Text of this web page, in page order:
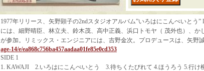
1977年リリース、矢野顕子の2ndスタジオアルバム”いろはにこんぺいとう
には、細野晴臣、林立夫、鈴木茂、高中正義、浜口トモヤ（ 茂外也）、か
が参加。リミックス・エンジニアには、吉野金次。プロデュースは、矢野
age-14/e/ea868c756ba457aadaa01fe85e0cd353
SIDE 1
1. KAWAJI 2.いろはにこんぺいとう 3.待ちくたびれて 4.ほうろう 5.行け